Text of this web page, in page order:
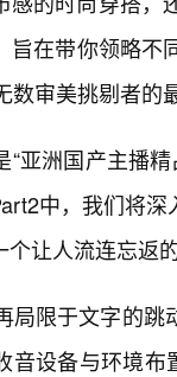
旨在带你领略
审美挑剔者的
亚洲国产主播
中，我们将
让人流连忘返
局限于文字的
音设备与环境